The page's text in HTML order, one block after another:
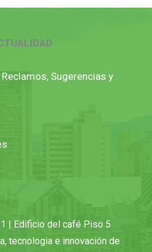
Sugerencias y
| Edificio del café Piso 5
tecnologia e innovación de